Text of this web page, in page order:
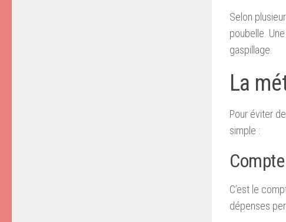
Selon
poubelle.
gaspillage.
La
Pour éviter
simple :
C’est le
dépenses